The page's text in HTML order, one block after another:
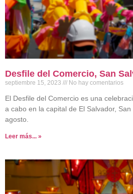
Desfile del Comercio, San
septiembre 15, 2023 No hay comentarios
El Desfile del Comercio es una
a cabo en la capital de El Salvador,
agosto.
Leer más... »